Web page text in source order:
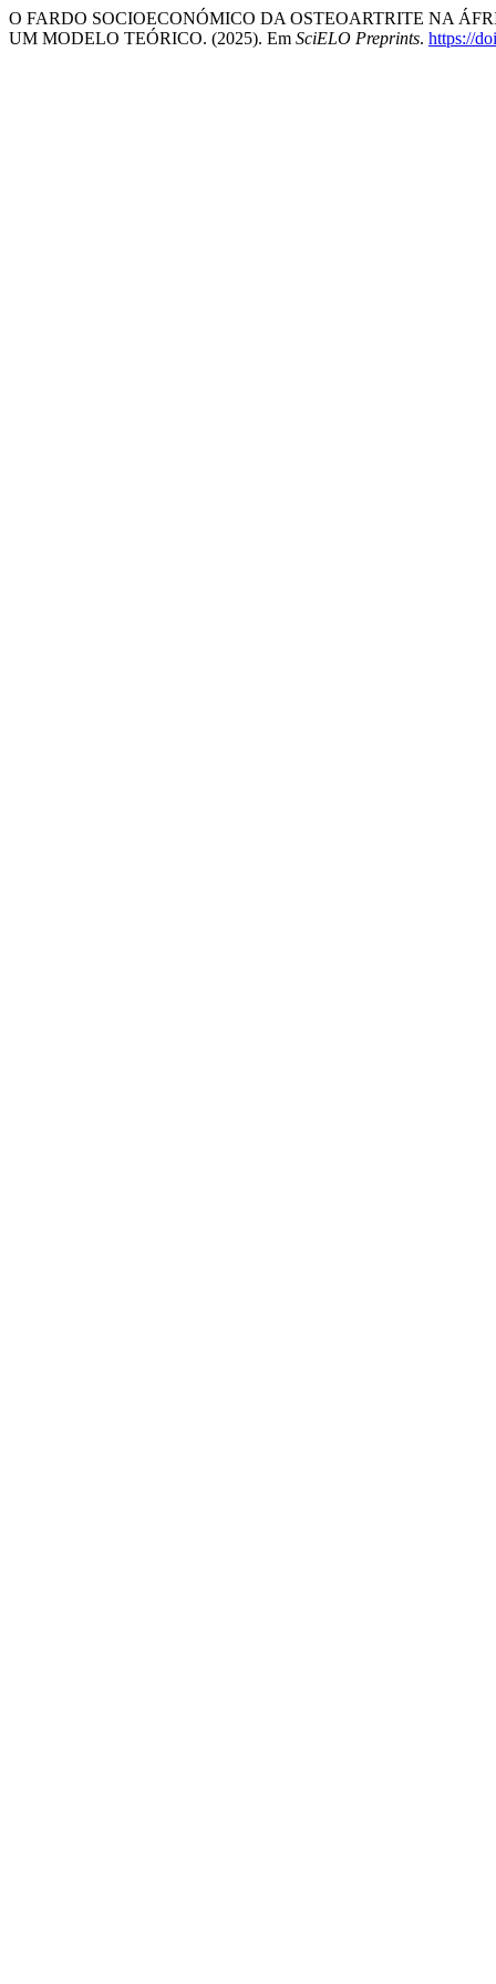
O FARDO SOCIOECONÓMICO DA OSTEOARTRITE NA
UM MODELO TEÓRICO. (2025). Em SciELO Preprints. https://